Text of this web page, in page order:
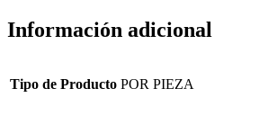
Información adicional
Tipo de Producto POR PIEZA